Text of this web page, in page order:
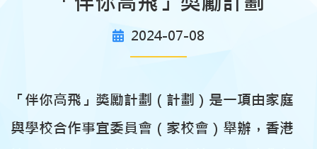
2024-07-08
「伴你高飛」獎勵計劃（計劃）是一項由家庭
與學校合作事宜委員會（家校會）舉辦，香港